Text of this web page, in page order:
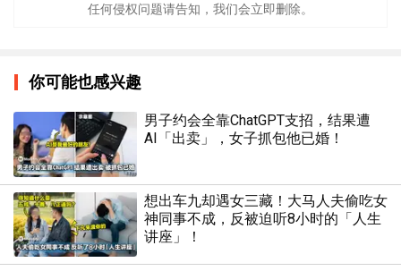
任何侵权问题请告知，我们会立即删除。
你可能也感兴趣
男子约会全靠ChatGPT支招，结果遭
AI「出卖」，女子抓包他已婚！
想出车九却遇女三藏！大马人夫偷吃女
神同事不成，反被迫听8小时的「人生
讲座」！